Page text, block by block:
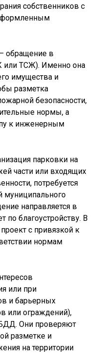
собственников с
обращение в
или ТСЖ). Именно она
имущества и
разметка
безопасности,
нормы, а
к инженерным
парковки на
части или входящих
потребуется
муниципального
направляется в
по благоустройству. В
с привязкой к
нормам
или при
и барьерных
или ограждений),
Они проверяют
разметке и
на территории